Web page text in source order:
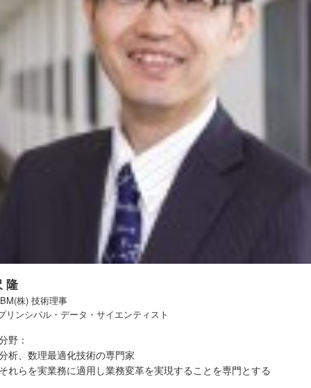
隆
株) 技術理事
リンシパル・データ・サイエンティスト
野：
析、数理最適化技術の専門家
れらを実業務に適用し業務変革を実現することを専門とする